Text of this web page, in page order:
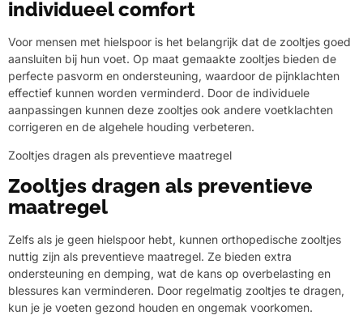
individueel comfort
Voor mensen met hielspoor is het belangrijk dat de zooltjes goed
aansluiten bij hun voet. Op maat gemaakte zooltjes bieden de
perfecte pasvorm en ondersteuning, waardoor de pijnklachten
effectief kunnen worden verminderd. Door de individuele
aanpassingen kunnen deze zooltjes ook andere voetklachten
corrigeren en de algehele houding verbeteren.
Zooltjes dragen als preventieve maatregel
Zooltjes dragen als preventieve
maatregel
Zelfs als je geen hielspoor hebt, kunnen orthopedische zooltjes
nuttig zijn als preventieve maatregel. Ze bieden extra
ondersteuning en demping, wat de kans op overbelasting en
blessures kan verminderen. Door regelmatig zooltjes te dragen,
kun je je voeten gezond houden en ongemak voorkomen.